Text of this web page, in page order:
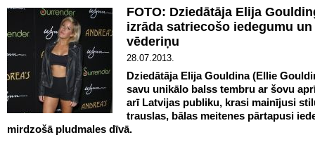
FOTO: Dziedātāja Elija
izrāda satriecošo iedegumu
vēderiņu
28.07.2013.
Dziedātāja Elija Gouldina (Ellie
savu unikālo balss tembru ar šovu
arī Latvijas publiku, krasi mainījusi
trauslas, bālas meitenes pārtapusi
mirdzošā pludmales dīvā.